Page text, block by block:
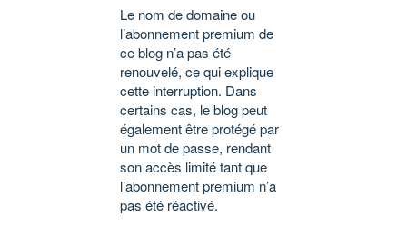
Le nom de domaine ou
l’abonnement premium de
ce blog n’a pas été
renouvelé, ce qui explique
cette interruption. Dans
certains cas, le blog peut
également être protégé par
un mot de passe, rendant
son accès limité tant que
l’abonnement premium n’a
pas été réactivé.